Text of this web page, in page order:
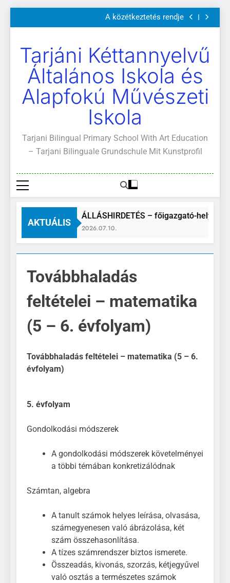
a
Szülői értekezletek 2026. május 04-14.
A közétkeztetés rendje
Kötelező és ajánlott olvasmányok
Szülői értekezletek 2026. május 04-14.
A közétkeztetés rendje
Kötelező és ajánlott olvasmányok
A Mi Világunk!
Tarjáni Kéttannyelvű
Általános Iskola és
Alapfokú Művészeti
Iskola
Tarjani Bilingual Primary School With Art Education
– Tarjani Bilinguale Grundschule Mit Kunstprofil
AKTUÁLIS
ÁLLÁSHIRDETÉS – főigazgató-helyettes
2026.07.10.
Továbbhaladás
feltételei – matematika
(5 – 6. évfolyam)
Továbbhaladás feltételei – matematika (5 – 6.
évfolyam)
5. évfolyam
Gondolkodási módszerek
A gondolkodási módszerek követelményei
a többi témában konkretizálódnak
Számtan, algebra
A tanult számok helyes leírása, olvasása,
számegyenesen való ábrázolása, két
szám összehasonlítása.
A tízes számrendszer biztos ismerete.
Összeadás, kivonás, szorzás, kétjegyűvel
való osztás a természetes számok